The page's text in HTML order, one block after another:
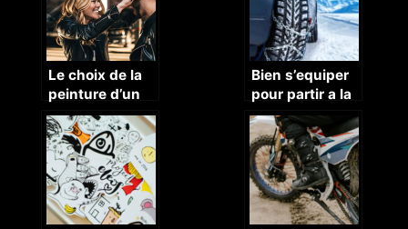
Le choix de la
peinture d’un
casque moto
Bien s’equiper
pour partir a la
montagne, les
indispensables
pour la voiture.